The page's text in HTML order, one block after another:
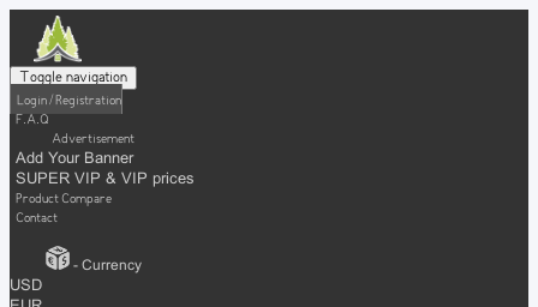
Toggle navigation
Login / Registration
F.A.Q
Advertisement
Add Your Banner
SUPER VIP & VIP prices
Product Compare
Contact
- Currency
USD